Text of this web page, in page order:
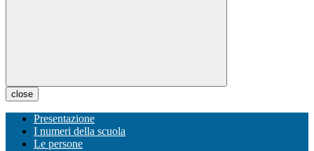
close
Presentazione
I numeri della scuola
Le persone